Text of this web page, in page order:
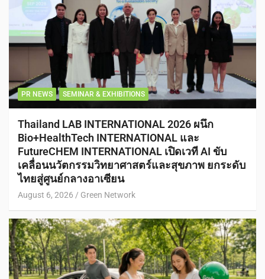
PR NEWS SEMINAR & EXHIBITIONS
Thailand LAB INTERNATIONAL 2026 ผนึก
Bio+HealthTech INTERNATIONAL และ
FutureCHEM INTERNATIONAL เปิดเวที AI ขับ
เคลื่อนนวัตกรรมวิทยาศาสตร์และสุขภาพ ยกระดับ
ไทยสู่ศูนย์กลางอาเซียน
August 6, 2026 Green Network